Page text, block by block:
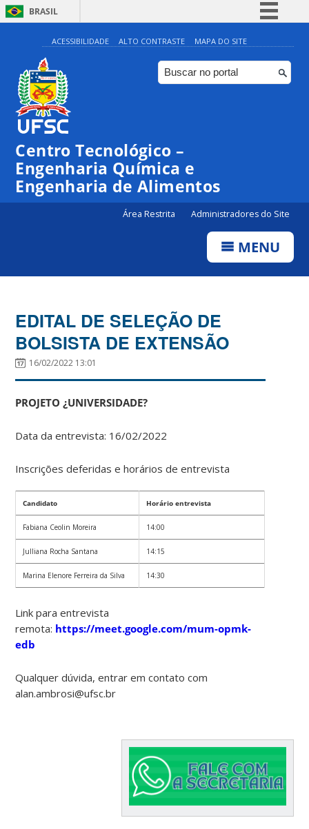
BRASIL
Simplifique!
Comunica BR
Participe
ACESSIBILIDADE ALTO CONTRASTE MAPA DO SITE
Centro Tecnológico –
Engenharia Química e
Engenharia de Alimentos
Área Restrita Administradores do Site
MENU
EDITAL DE SELEÇÃO DE
BOLSISTA DE EXTENSÃO
16/02/2022 13:01
PROJETO ¿UNIVERSIDADE?
Data da entrevista: 16/02/2022
Inscrições deferidas e horários de entrevista
Candidato Horário entrevista
Fabiana Ceolin Moreira 14:00
Julliana Rocha Santana 14:15
Marina Elenore Ferreira da Silva 14:30
Link para entrevista
remota: https://meet.google.com/mum-opmk-
edb
Qualquer dúvida, entrar em contato com
alan.ambrosi@ufsc.br